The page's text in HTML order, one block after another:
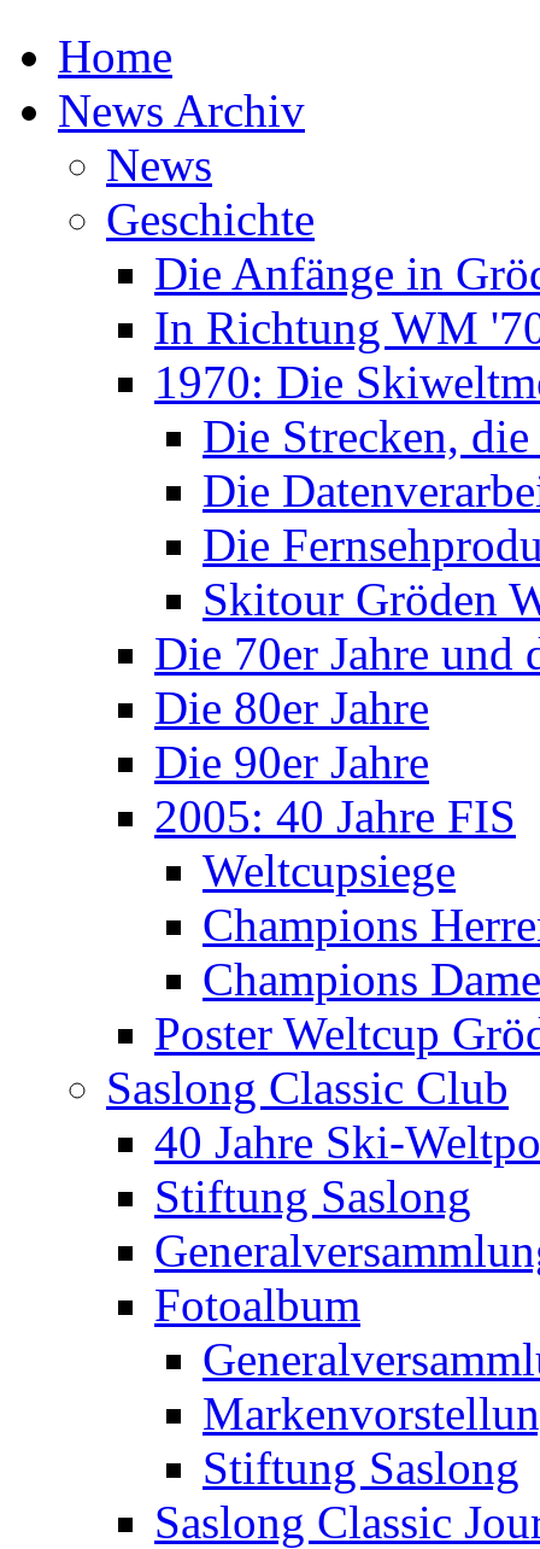
Home
News Archiv
News
Geschichte
Die Anfänge in
In Richtung WM
1970: Die
Die Strecken,
Die
Die
Skitour Gröden
Die 70er Jahre und
Die 80er Jahre
Die 90er Jahre
2005: 40 Jahre FIS
Weltcupsiege
Champions
Champions
Poster Weltcup
Saslong Classic Club
40 Jahre Ski-
Stiftung Saslong
Fotoalbum
Stiftung Saslong
Saslong Classic